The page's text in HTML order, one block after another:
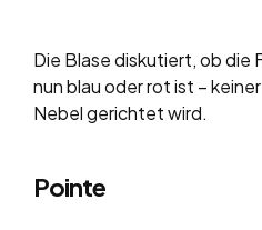
Die Blase diskutiert, ob die
nun blau oder rot ist –
Nebel gerichtet wird.
Pointe